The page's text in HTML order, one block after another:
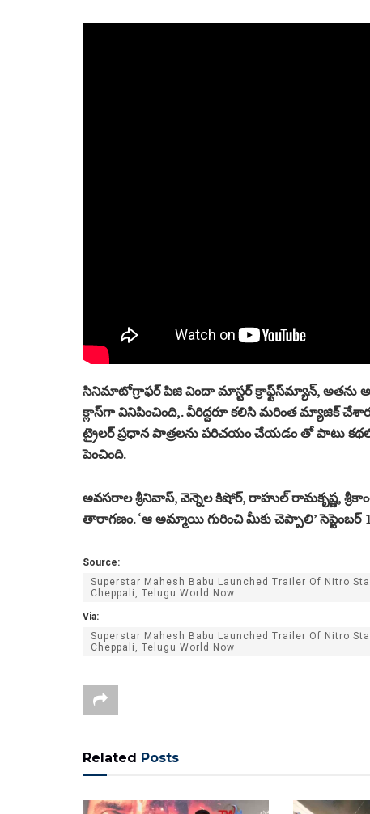
సినిమాటోగ్రాఫర్ పిజి విందా మాస్టర్ క్రాఫ్ట్‌స్‌మ్యాన్, అతను
క్లాస్‌గా వినిపించింది,. వీరిద్దరూ కలిసి మరింత మ్యాజిక్
ట్రైల‌ర్‌ ప్రధాన పాత్రల‌ను ప‌రిచ‌యం చేయ‌డం తో పాటు
పెంచింది.
అవసరాల శ్రీనివాస్, వెన్నెల కిషోర్, రాహుల్ రామకృష్ణ,
తారాగణం. ‘ఆ అమ్మాయి గురించి మీకు చెప్పాలి’ సెప్టెంబర్
Source:
Superstar Mahesh Babu Launched Trailer Of Nitro
Cheppali, Telugu World Now
Via:
Superstar Mahesh Babu Launched Trailer Of Nitro
Cheppali, Telugu World Now
Related Posts